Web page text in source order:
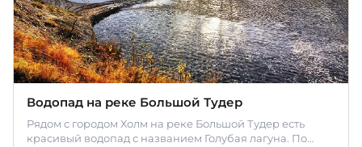
Водопад на реке Большой Тудер
Рядом с городом Холм на реке Большой Тудер есть
красивый водопад с названием Голубая лагуна. По